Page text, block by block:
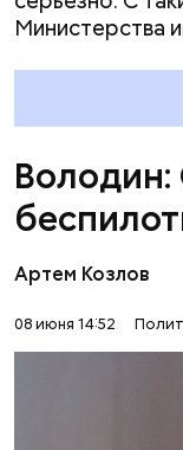
Министерства
Артем Козлов
08 июня 14:52
дешевых
стагнацию
финансируют
подчеркнул